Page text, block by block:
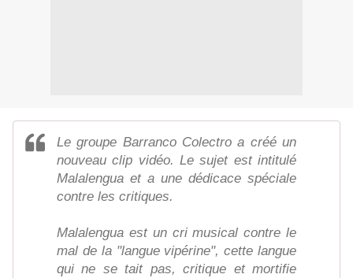
Le groupe Barranco Colectro a créé un
nouveau clip vidéo. Le sujet est intitulé
Malalengua et a une dédicace spéciale
contre les critiques.
Malalengua est un cri musical contre le
mal de la "langue vipérine", cette langue
qui ne se tait pas, critique et mortifie